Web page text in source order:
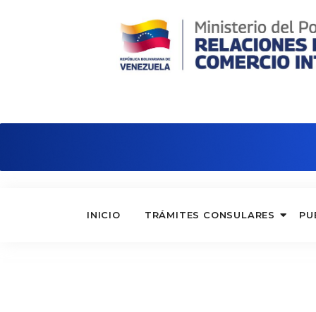
INICIO TRÁMITES CONSULARES